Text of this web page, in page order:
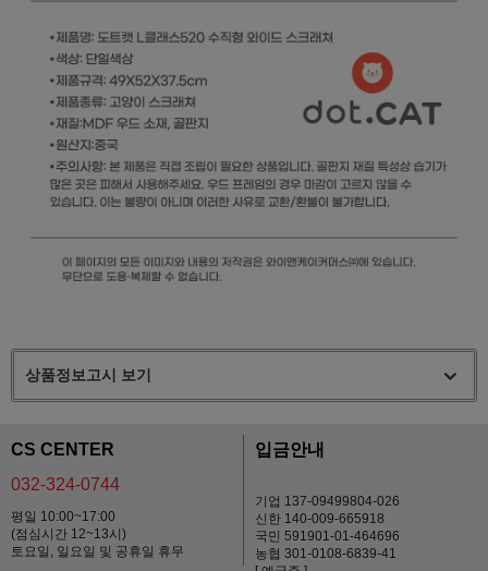
상품정보고시 보기
CS CENTER
032-324-0744
평일 10:00~17:00
(점심시간 12~13시)
토요일, 일요일 및 공휴일 휴무
입금안내
기업 137-09499804-026
신한 140-009-665918
국민 591901-01-464696
농협 301-0108-6839-41